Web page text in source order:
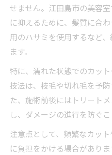
せません。江田島市の美容
に抑えるために、髪質に合
用のハサミを使用するなど
ます。
特に、濡れた状態でのカッ
技法は、枝毛や切れ毛を予
た、施術前後にはトリート
し、ダメージの進行を防ぐこ
注意点として、頻繁なカッ
に負担をかける場合があり